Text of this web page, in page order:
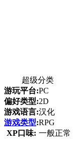
超级分类
游玩平台:PC
偏好类型:2D
游戏语言:汉化
游戏类型:RPG
XP口味: 一般正常